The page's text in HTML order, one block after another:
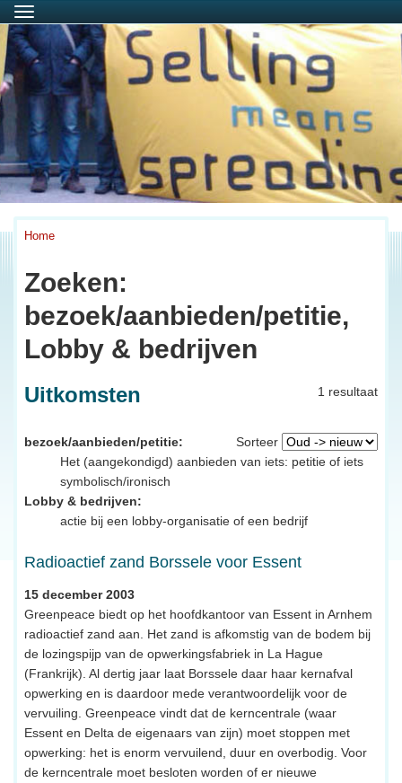
Menu
Home
Zoeken:
bezoek/aanbieden/petitie,
Lobby & bedrijven
1 resultaat
Uitkomsten
Sorteer
bezoek/aanbieden/petitie:
Het (aangekondigd) aanbieden van iets: petitie of iets
symbolisch/ironisch
Lobby & bedrijven:
actie bij een lobby-organisatie of een bedrijf
Radioactief zand Borssele voor Essent
15 december 2003
Greenpeace biedt op het hoofdkantoor van Essent in Arnhem
radioactief zand aan. Het zand is afkomstig van de bodem bij
de lozingspijp van de opwerkingsfabriek in La Hague
(Frankrijk). Al dertig jaar laat Borssele daar haar kernafval
opwerking en is daardoor mede verantwoordelijk voor de
vervuiling. Greenpeace vindt dat de kerncentrale (waar
Essent en Delta de eigenaars van zijn) moet stoppen met
opwerking: het is enorm vervuilend, duur en overbodig. Voor
de kerncentrale moet besloten worden of er nieuwe